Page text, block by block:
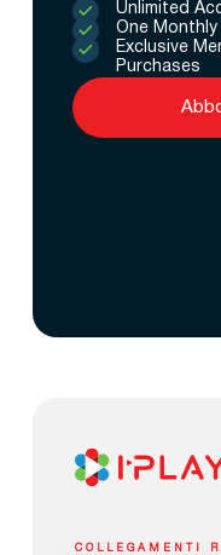
Unlimited
One
Exclusive
Purchases
COLLEGAMENTI